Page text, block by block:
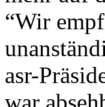
“Wir
asr-
war